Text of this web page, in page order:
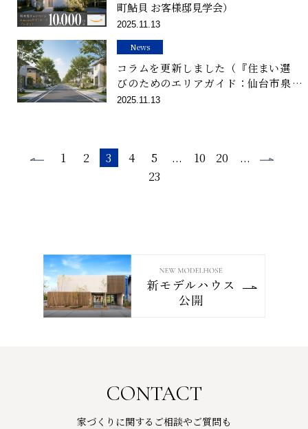
町鮎貝 お客様邸見学会）
2025.11.13
News
コラムを更新しました（『住まい選
びのためのエリアガイド：仙台市泉
区』）
2025.11.13
1 2 3 4 5 ... 10 20
...
23
CONTACT
家づくりに関するご相談やご質問も